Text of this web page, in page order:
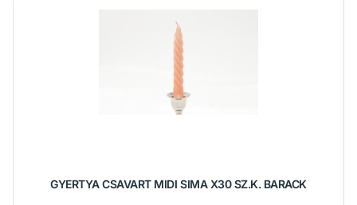
GYERTYA CSAVART MIDI SIMA X30 SZ.K. BARACK